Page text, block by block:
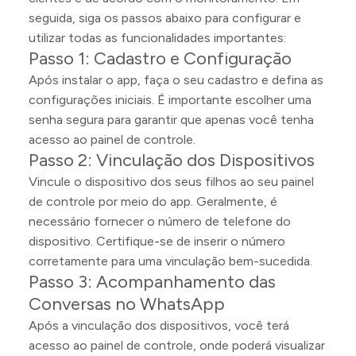
seguida, siga os passos abaixo para configurar e
utilizar todas as funcionalidades importantes:
Passo 1: Cadastro e Configuração
Após instalar o app, faça o seu cadastro e defina as
configurações iniciais. É importante escolher uma
senha segura para garantir que apenas você tenha
acesso ao painel de controle.
Passo 2: Vinculação dos Dispositivos
Vincule o dispositivo dos seus filhos ao seu painel
de controle por meio do app. Geralmente, é
necessário fornecer o número de telefone do
dispositivo. Certifique-se de inserir o número
corretamente para uma vinculação bem-sucedida.
Passo 3: Acompanhamento das
Conversas no WhatsApp
Após a vinculação dos dispositivos, você terá
acesso ao painel de controle, onde poderá visualizar